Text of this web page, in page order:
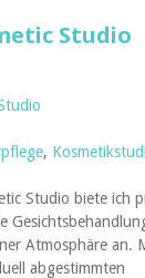
Studio
,
Studio biete ich
Atmosphäre an.
abgestimmten